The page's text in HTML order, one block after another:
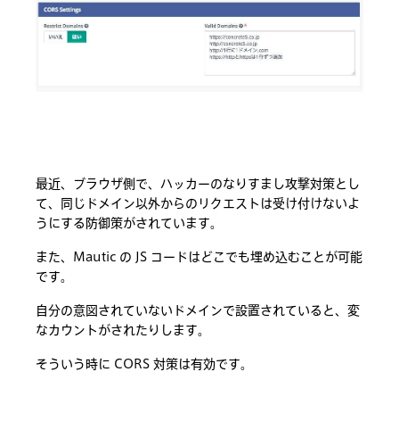
最近、ブラウザ側で、ハッカーのなりすまし攻撃対策とし
て、同じドメイン以外からのリクエストは受け付けないよ
うにする防御策がされています。
また、Mautic の JS コードはどこでも埋め込むことが可能
です。
自分の意図されていないドメインで設置されていると、変
なカウントがされたりします。
そういう時に CORS 対策は有効です。